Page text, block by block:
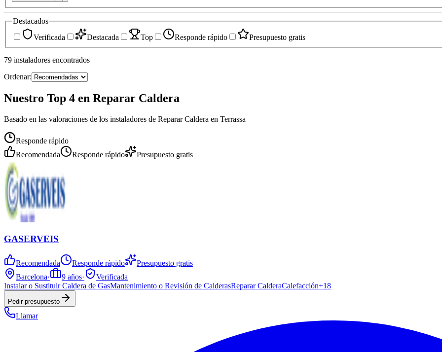
Destacados
Verificada
Destacada Top Responde rápido Presupuesto gratis
79 instaladores encontrados
Ordenar:
Nuestro Top 4 en Reparar Caldera
Basado en las valoraciones de los instaladores de Reparar Caldera en Terrassa
Responde rápido
Recomendada
Responde rápido Presupuesto gratis
GASERVEIS
Recomendada Responde rápido
Presupuesto gratis
Barcelona· 9 años·
Verificada
Instalar o Sustituir Caldera de GasMantenimiento o Revisión de CalderasReparar CalderaCalefacción+18
Pedir presupuesto
Llamar